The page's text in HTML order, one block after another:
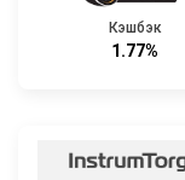
Кэшбэк
1.77%